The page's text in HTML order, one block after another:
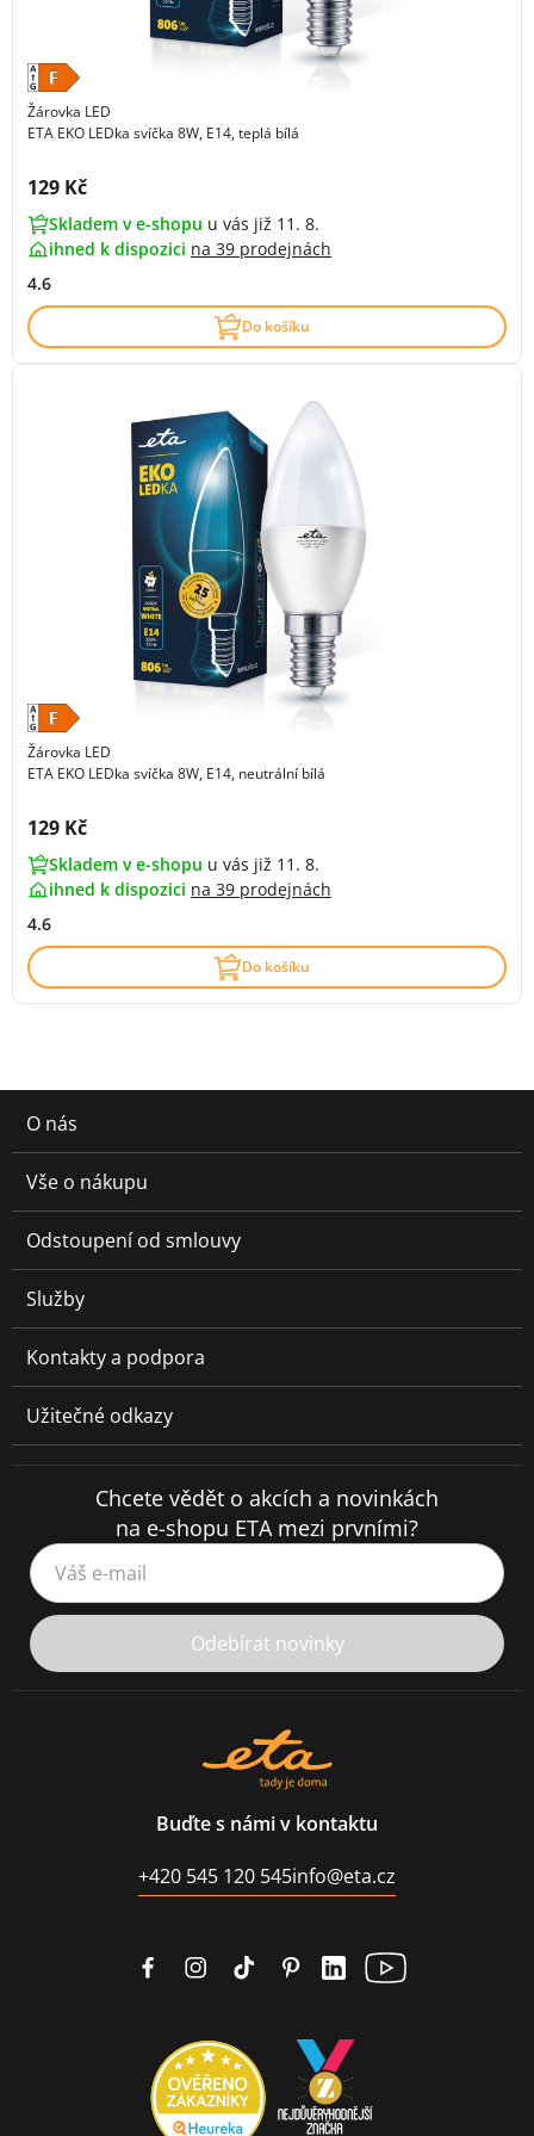
Žárovka LED
ETA EKO LEDka svíčka 8W, E14, teplá bílá
Cena s DPH:
129 Kč
Skladem v e-shopu u vás již 11. 8.
ihned k dispozici na 39 prodejnách
4.6
Do košíku
Žárovka LED
ETA EKO LEDka svíčka 8W, E14, neutrální bílá
Cena s DPH:
129 Kč
Skladem v e-shopu u vás již 11. 8.
ihned k dispozici na 39 prodejnách
4.6
Do košíku
O nás
Vše o nákupu
Odstoupení od smlouvy
Služby
Kontakty a podpora
Užitečné odkazy
Chcete vědět o akcích a novinkách
na e-shopu ETA mezi prvními?
Váš e-mail
Odebírat novinky
Buďte s námi v kontaktu
+420 545 120 545info@eta.cz